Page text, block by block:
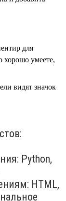
для
хорошо умеете,
видят значок
Python,
HTML,